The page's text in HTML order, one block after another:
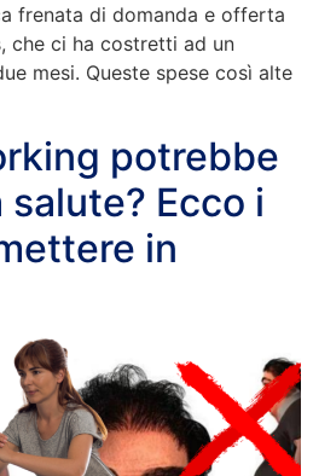
frenata di domanda e offerta
che ci ha costretti ad un
mesi. Queste spese così alte
potrebbe
Ecco i
in